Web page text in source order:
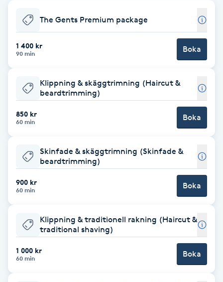
Babylights
Balayage
Barber
BIAB
Blowout
Brynfärgning
The Gents Premium package
1 400 kr
90 min Boka
Klippning & skäggtrimning (Haircut &
beardtrimming)
850 kr
60 min Boka
Skinfade & skäggtrimning (Skinfade &
beardtrimming)
900 kr
60 min Boka
Klippning & traditionell rakning (Haircut &
traditional shaving)
1 000 kr
60 min Boka